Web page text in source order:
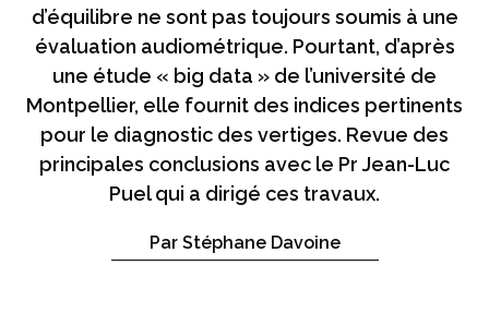
d’équilibre ne sont pas toujours soumis à une
évaluation audiométrique. Pourtant, d’après
une étude « big data » de l’université de
Montpellier, elle fournit des indices pertinents
pour le diagnostic des vertiges. Revue des
principales conclusions avec le Pr Jean-Luc
Puel qui a dirigé ces travaux.
Par Stéphane Davoine